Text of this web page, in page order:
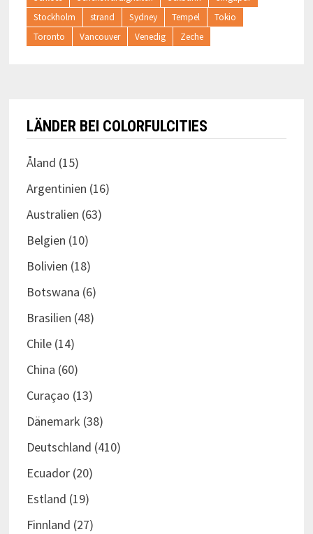
Stockholm
strand Sydney Tempel
Tokio
Toronto
Vancouver Venedig Zeche
LÄNDER BEI COLORFULCITIES
Åland (15)
Argentinien (16)
Australien (63)
Belgien (10)
Bolivien (18)
Botswana (6)
Brasilien (48)
Chile(14)
China (60)
Curaçao (13)
Dänemark (38)
Deutschland (410)
Ecuador(20)
Estland (19)
Finnland (27)